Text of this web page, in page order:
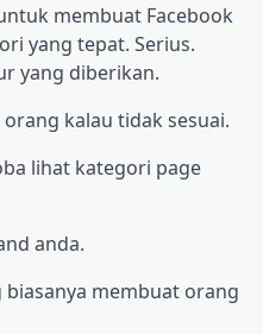
membuat Facebook
yang tepat. Serius.
yang diberikan.
kalau tidak sesuai.
lihat kategori page
anda.
membuat orang